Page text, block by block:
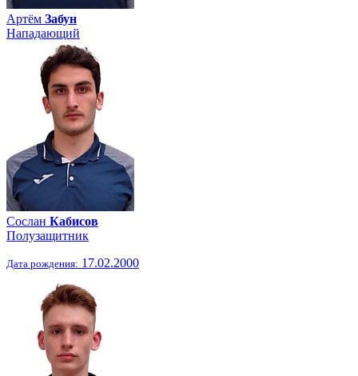
Артём Забун
Нападающий
Сослан Кабисов
Полузащитник
Дата рождения: 17.02.2000